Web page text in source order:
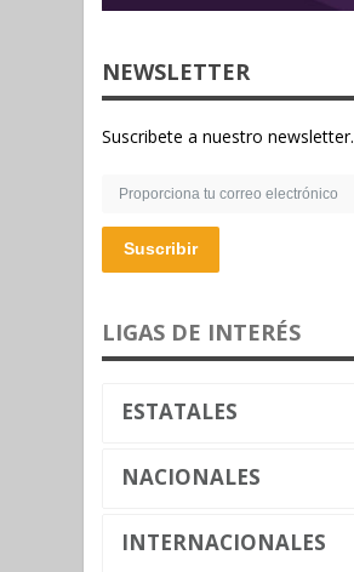
NEWSLETTER
Suscribete a nuestro newsletter.
Suscribir
LIGAS DE INTERÉS
ESTATALES
NACIONALES
INTERNACIONALES